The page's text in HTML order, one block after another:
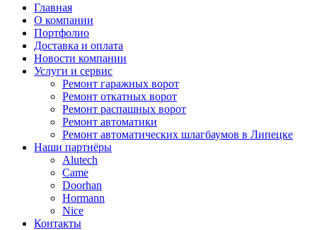
Главная
О компании
Портфолио
Доставка и оплата
Новости компании
Услуги и сервис
Ремонт гаражных ворот
Ремонт откатных ворот
Ремонт распашных ворот
Ремонт автоматики
Ремонт автоматических шлагбаумов в Липецке
Наши партнёры
Alutech
Came
Doorhan
Hormann
Nice
Контакты